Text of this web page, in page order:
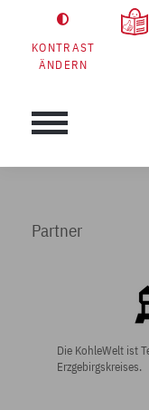
KONTRAST
ÄNDERN
Partner
Die KohleWelt ist
Erzgebirgskreises.